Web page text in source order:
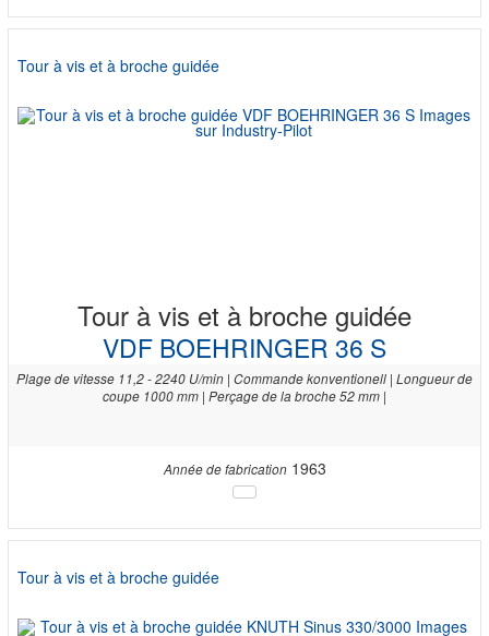
Tour à vis et à broche guidée
Tour à vis et à broche guidée
VDF BOEHRINGER 36 S
Plage de vitesse 11,2 - 2240 U/min | Commande konventionell | Longueur de
coupe 1000 mm | Perçage de la broche 52 mm |
Année de fabrication1963
Tour à vis et à broche guidée